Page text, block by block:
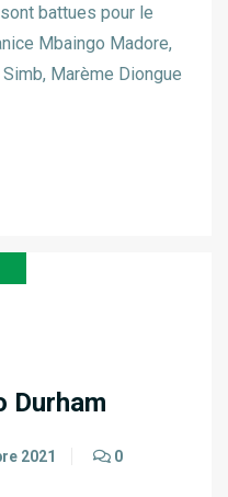
battues pour le
Mbaingo Madore,
Marème Diongue
Durham
2021
0